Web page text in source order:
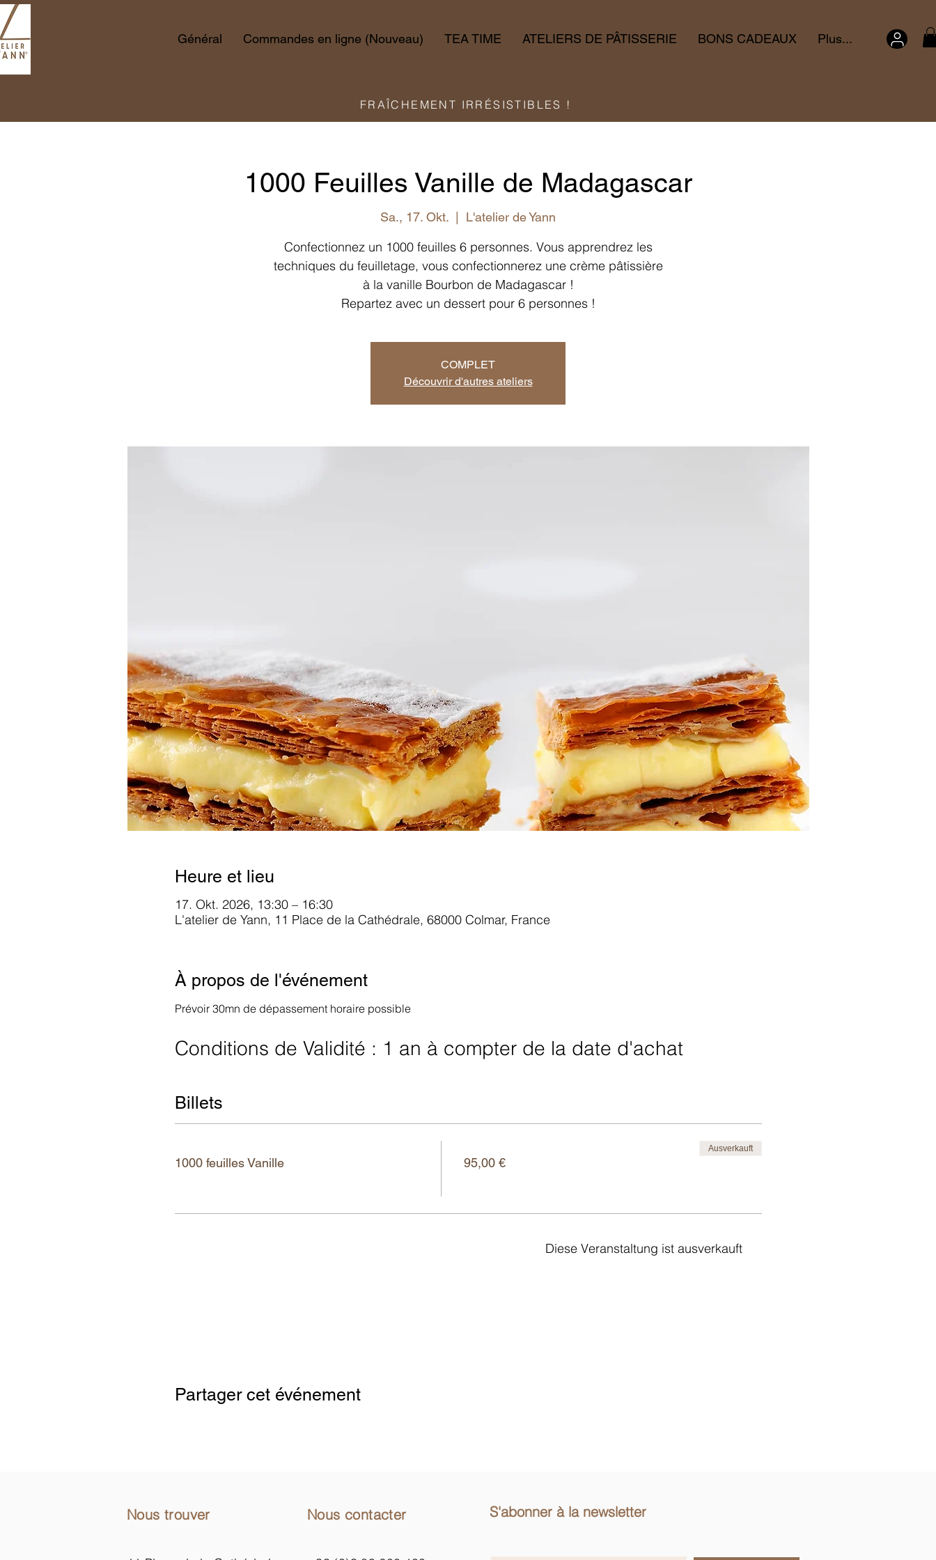
Général Commandes en ligne (Nouveau) TEA TIME ATELIERS DE PÂTISSERIE BONS CADEAUX Plus...
FRAÎCHEMENT IRRÉSISTIBLES !
1000 Feuilles Vanille de Madagascar
Sa., 17. Okt. L'atelier de Yann
Confectionnez un 1000 feuilles 6 personnes. Vous apprendrez les
techniques du feuilletage, vous confectionnerez une crème pâtissière
à la vanille Bourbon de Madagascar !
Repartez avec un dessert pour 6 personnes !
COMPLET
Découvrir d'autres ateliers
Heure et lieu
17. Okt. 2026, 13:30 – 16:30
L'atelier de Yann, 11 Place de la Cathédrale, 68000 Colmar, France
À propos de l'événement
Prévoir 30mn de dépassement horaire possible
Conditions de Validité : 1 an à compter de la date d'achat
Billets
1000 feuilles Vanille 95,00 €
Ausverkauft
Diese Veranstaltung ist ausverkauft
Partager cet événement
Nous trouver Nous contacter S'abonner à la newsletter